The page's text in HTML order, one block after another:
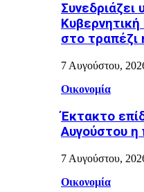
Κυβερνητική
στο τραπέζι
7 Αυγούστου,
Οικονομία
Έκτακτο
Αυγούστου η
7 Αυγούστου,
Οικονομία